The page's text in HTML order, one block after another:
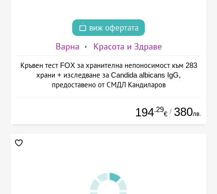
виж офертата
Варна Красота и Здраве
Кръвен тест FOX за хранителна непоносимост към 283
храни + изследване за Candida albicans IgG,
предоставено от СМДЛ Кандиларов
194.29
€ / 380лв.